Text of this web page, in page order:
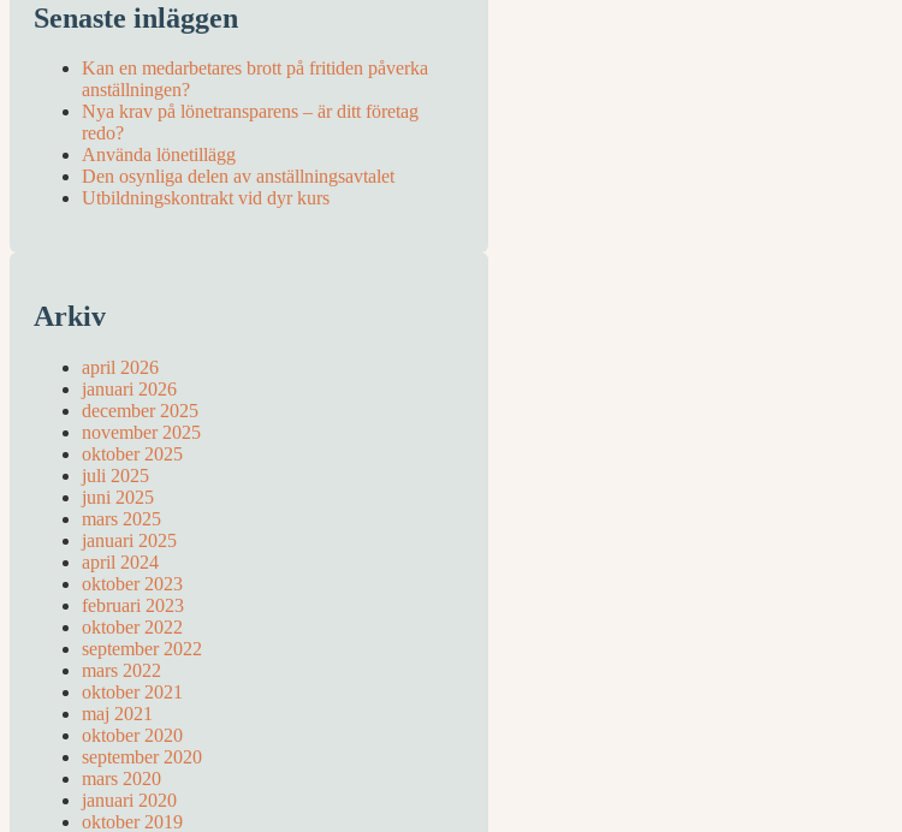
Senaste inläggen
Kan en medarbetares brott på fritiden påverka
anställningen?
Nya krav på lönetransparens – är ditt företag
redo?
Använda lönetillägg
Den osynliga delen av anställningsavtalet
Utbildningskontrakt vid dyr kurs
Arkiv
april 2026
januari 2026
december 2025
november 2025
oktober 2025
juli 2025
juni 2025
mars 2025
januari 2025
april 2024
oktober 2023
februari 2023
oktober 2022
september 2022
mars 2022
oktober 2021
maj 2021
oktober 2020
september 2020
mars 2020
januari 2020
oktober 2019